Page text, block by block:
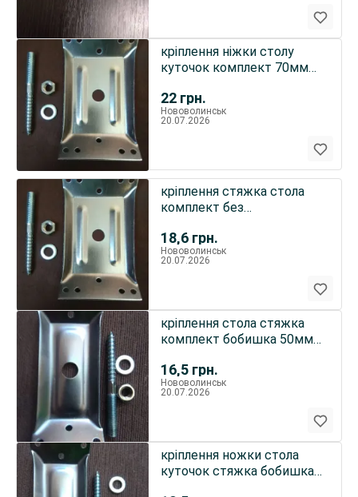
22 грн.
кріплення ніжки столу
куточок комплект 70мм
Нововолинськ
20.07.2026
18,6 грн.
кріплення стяжка стола
комплект без
Нововолинськ
20.07.2026
16,5 грн.
кріплення стола стяжка
комплект бобишка 50мм
Нововолинськ
20.07.2026
кріплення ножки стола
куточок стяжка бобишка